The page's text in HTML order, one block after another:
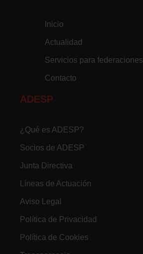
Inicio
Actualidad
Servicios para federaciones
Contacto
ADESP
¿Qué es ADESP?
Socios de ADESP
Junta Directiva
Líneas de Actuación
Aviso Legal
Política de Privacidad
Política de Cookies